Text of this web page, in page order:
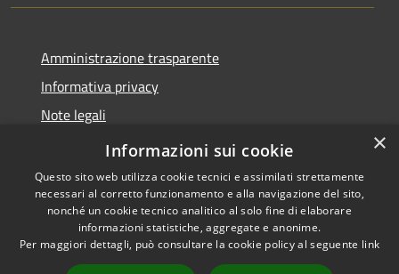
Amministrazione trasparente
Informativa privacy
Note legali
Dichiarazione di accessibilità
Accessibilità
Copyright © 2026 • Comune di
Casale Cremasco-Vidolasco •
×
Informazioni sui cookie
Questo sito web utilizza cookie tecnici e assimilati strettamente
necessari al corretto funzionamento e alla navigazione del sito,
nonché un cookie tecnico analitico al solo fine di elaborare
informazioni statistiche, aggregate e anonime.
Per maggiori dettagli, può consultare la cookie policy al seguente link